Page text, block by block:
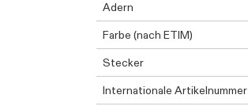
Adern
Farbe (nach ETIM)
Stecker
Internationale Artikelnummer